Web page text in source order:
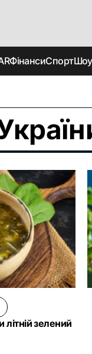
ФінансиСпорт
зелений